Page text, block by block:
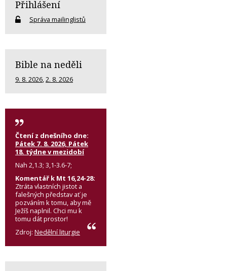
Přihlášení
Správa mailinglistů
Bible na neděli
9. 8. 2026,2. 8. 2026
Čtení z dnešního dne:
Pátek 7. 8. 2026, Pátek
18. týdne v mezidobí
Nah 2,1.3; 3,1-3.6-7;
Komentář k Mt 16,24-28:
Ztráta vlastních jistot a
falešných představ ať je
pozváním k tomu, aby mě
Ježíš naplnil. Chci mu k
tomu dát prostor!
Zdroj: Nedělní liturgie